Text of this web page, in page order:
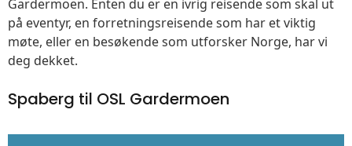
Gardermoen. Enten du er en ivrig reisende som skal ut
på eventyr, en forretningsreisende som har et viktig
møte, eller en besøkende som utforsker Norge, har vi
deg dekket.
Spaberg til OSL Gardermoen